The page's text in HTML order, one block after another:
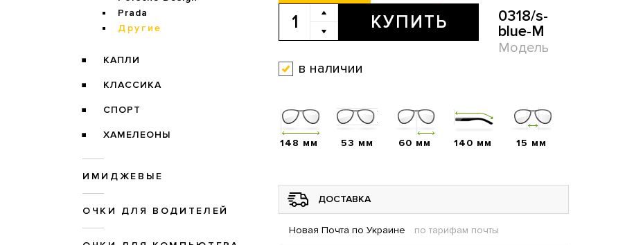
Prada
Другие
КАПЛИ
КЛАССИКА
СПОРТ
ХАМЕЛЕОНЫ
ИМИДЖЕВЫЕ
ОЧКИ ДЛЯ ВОДИТЕЛЕЙ
КУПИТЬ
0318/s-
blue-M
Модель
в наличии
148 мм 53 мм 60 мм 140 мм 15 мм
ДОСТАВКА
Новая Почта по Украине по тарифам почты